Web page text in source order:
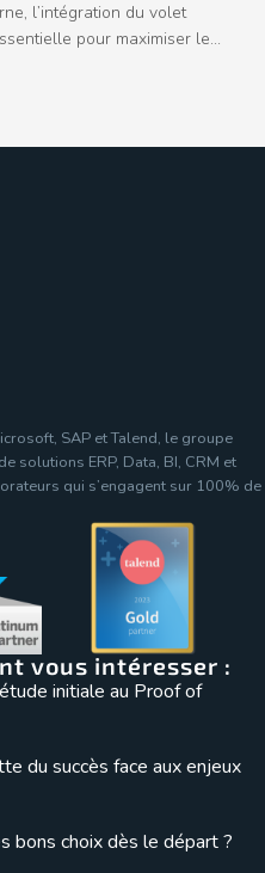
l’intégration du volet
pour maximiser le...
SAP et Talend, le groupe
solutions ERP, Data, BI, CRM et
qui s’engagent sur 100% de
vous intéresser :
initiale au Proof of
du succès face aux enjeux
bons choix dès le départ ?